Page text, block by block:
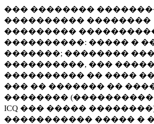
��� ��������
���������� ��������
���������
����������: ����� �
�������; ��������
����������, ���
���������� �� ����
��� �� ������� ��
��������
ICQ ��� �����
����������� ����� �